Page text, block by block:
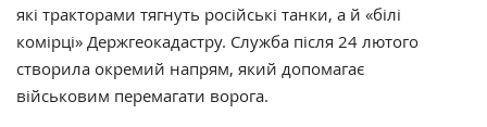
які тракторами тягнуть російські танки, а й «білі
комірці» Держгеокадастру. Служба після 24 лютого
створила окремий напрям, який допомагає
військовим перемагати ворога.